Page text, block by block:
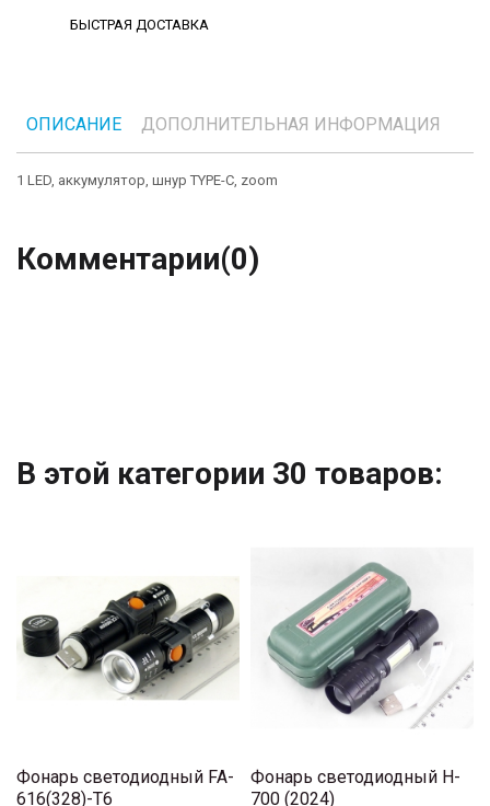
БЫСТРАЯ ДОСТАВКА
ОПИСАНИЕ ДОПОЛНИТЕЛЬНАЯ ИНФОРМАЦИЯ
1 LED, аккумулятор, шнур TYPE-C, zoom
Комментарии(0)
В этой категории 30 товаров:
Фонарь светодиодный FA-
616(328)-T6
Фонарь светодиодный H-
700 (2024)